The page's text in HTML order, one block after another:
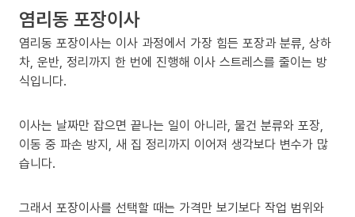
염리동 포장이사
염리동 포장이사는 이사 과정에서 가장 힘든 포장과 분류, 상하
차, 운반, 정리까지 한 번에 진행해 이사 스트레스를 줄이는 방
식입니다.
이사는 날짜만 잡으면 끝나는 일이 아니라, 물건 분류와 포장,
이동 중 파손 방지, 새 집 정리까지 이어져 생각보다 변수가 많
습니다.
그래서 포장이사를 선택할 때는 가격만 보기보다 작업 범위와